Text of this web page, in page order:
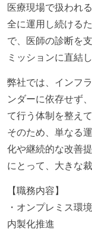
医療現場で扱われ
全に運用し続ける
で、医師の診断を
ミッションに直結
弊社では、インフ
ンダーに依存せず
て行う体制を整えて
そのため、単なる
化や継続的な改善
にとって、大きな
【職務内容】
・オンプレミス環
内製化推進